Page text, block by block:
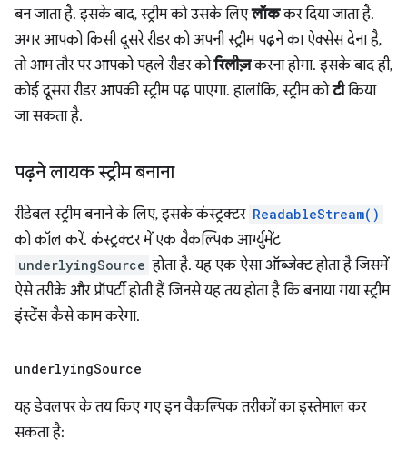
बन जाता है. इसके बाद, स्ट्रीम को उसके लिएलॉककर दिया जाता है.
अगर आपको किसी दूसरे रीडर को अपनी स्ट्रीम पढ़ने का ऐक्सेस देना है,
तो आम तौर पर आपको पहले रीडर कोरिलीज़करना होगा. इसके बाद ही,
कोई दूसरा रीडर आपकी स्ट्रीम पढ़ पाएगा. हालांकि, स्ट्रीम कोटीकिया
जा सकता है.
पढ़ने लायक स्ट्रीम बनाना
रीडेबल स्ट्रीम बनाने के लिए, इसके कंस्ट्रक्टर ReadableStream()
को कॉल करें. कंस्ट्रक्टर में एक वैकल्पिक आर्ग्युमेंट
underlyingSource होता है. यह एक ऐसा ऑब्जेक्ट होता है जिसमें
ऐसे तरीके और प्रॉपर्टी होती हैं जिनसे यह तय होता है कि बनाया गया स्ट्रीम
इंस्टेंस कैसे काम करेगा.
underlyingSource
यह डेवलपर के तय किए गए इन वैकल्पिक तरीकों का इस्तेमाल कर
सकता है: